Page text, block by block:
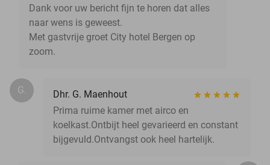
Dank voor uw bericht fijn te horen dat alles
naar wens is geweest.
Met gastvrije groet City hotel Bergen op
zoom.
G.
Dhr. G. Maenhout
Prima ruime kamer met airco en
koelkast.Ontbijt heel gevarieerd en constant
bijgevuld.Ontvangst ook heel hartelijk.